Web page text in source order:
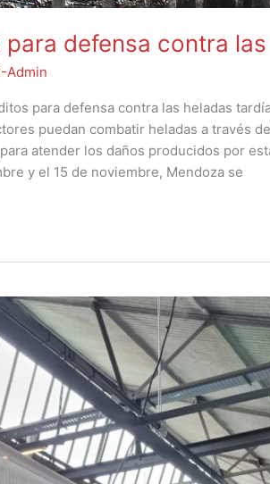
defensa contra
Admin
para defensa contra las heladas
puedan combatir heladas a través
atender los daños producidos por
y el 15 de noviembre, Mendoza se